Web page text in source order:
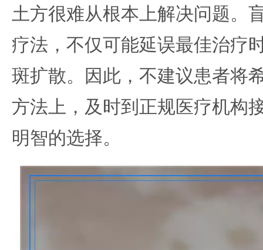
土方很难从根本上解决问题。
疗法，不仅可能延误最佳治疗
斑扩散。因此，不建议患者将
方法上，及时到正规医疗机构
明智的选择。